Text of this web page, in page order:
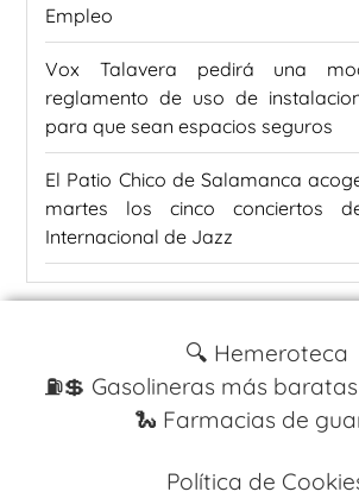
Empleo
Vox Talavera pedirá una
reglamento de uso de
para que sean espacios seguros
El Patio Chico de Salamanca
martes los cinco conciertos
Internacional de Jazz
🔍 Hemeroteca
⛽️💲 Gasolineras más
🐍 Farmacias de
Política de